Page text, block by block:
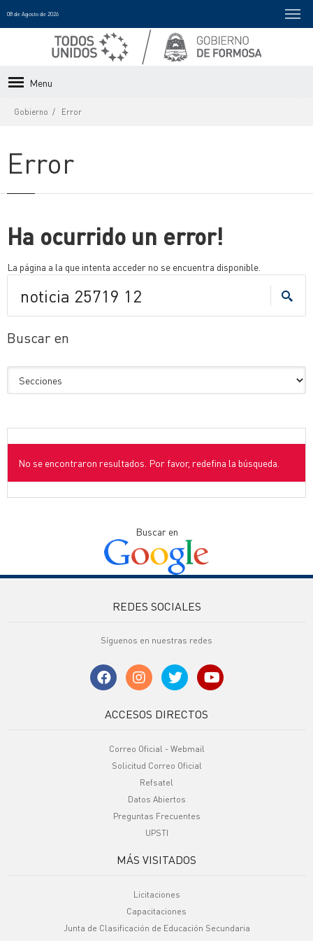
08 de Agosto de 2026
Menu
Gobierno Error
Error
Ha ocurrido un error!
La página a la que intenta acceder no se encuentra disponible.
Buscar en
No se encontraron resultados. Por favor, redefina la búsqueda.
Buscar en
REDES SOCIALES
Síguenos en nuestras redes
ACCESOS DIRECTOS
Correo Oficial - Webmail
Solicitud Correo Oficial
Refsatel
Datos Abiertos
Preguntas Frecuentes
UPSTI
MÁS VISITADOS
Licitaciones
Capacitaciones
Junta de Clasificación de Educación Secundaria